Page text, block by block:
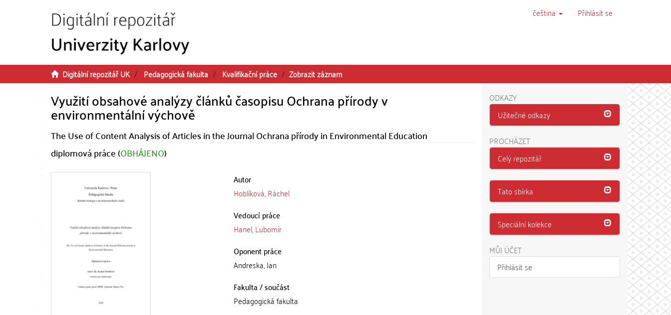
čeština Přihlásit se
Digitální repozitář UK Pedagogická fakulta Kvalifikační práce Zobrazit záznam
Využití obsahové analýzy článků časopisu Ochrana přírody v
environmentální výchově
The Use of Content Analysis of Articles in the Journal Ochrana přírody in Environmental Education
diplomová práce (OBHÁJENO)
Autor
Hoblíková, Ráchel
Vedoucí práce
Hanel, Lubomír
Oponent práce
Andreska, Jan
Fakulta / součást
Pedagogická fakulta
ODKAZY
Užitečné odkazy
PROCHÁZET
Celý repozitář
Tato sbírka
Speciální kolekce
MŮJ ÚČET
Přihlásit se